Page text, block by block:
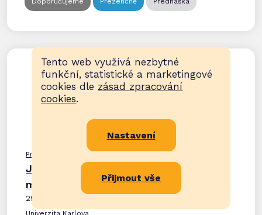
Tento web využívá nezbytné
funkční, statistické a marketingové
cookies dle zásad zpracování
cookies.
Nastavení
Přijmout vše
Praha
Jaká tajemství skrývá anatomické
muzeum
25. 9. 2026 od 18:00 do 18:45
Univerzita Karlova